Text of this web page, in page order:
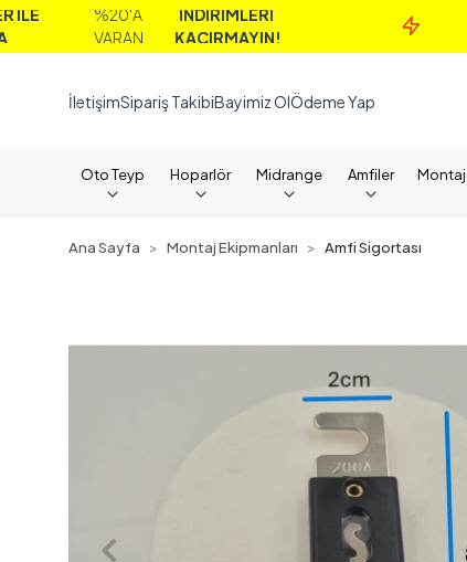
%20'A
İNDİRİMLERİ
KAÇIRMAYIN!
NAKİT
İletişimSipariş TakibiBayimiz OlÖdeme Yap
Oto Teyp Hoparlör Midrange Amfiler Montaj
Ana Sayfa Montaj Ekipmanları Amfi Sigortası